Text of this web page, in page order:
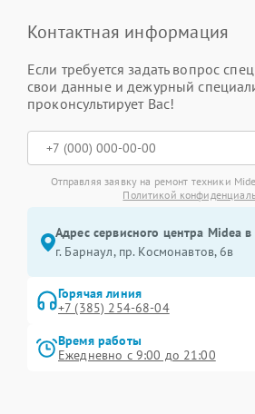
Контактная информация
Если требуется задать вопрос
свои данные и дежурный
проконсультирует Вас!
Отправляя заявку на ремонт техники
Политикой
Адрес сервисного центра Midea
г. Барнаул, ​пр. Космонавтов, 6в
Горячая линия
+7 (385) 254-68-04
Время работы
Ежедневно с 9:00 до 21:00